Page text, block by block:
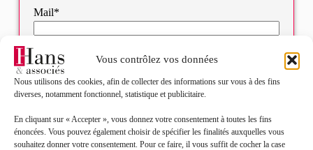
Vous contrôlez vos données
Nous utilisons des cookies, afin de collecter des informations sur vous à des fins
diverses, notamment fonctionnel, statistique et publicitaire.
En cliquant sur « Accepter », vous donnez votre consentement à toutes les fins
énoncées. Vous pouvez également choisir de spécifier les finalités auxquelles vous
souhaitez donner votre consentement. Pour ce faire, il vous suffit de cocher la case
Mail*
Objet de votre demande*
Sélectionnez votre bureau
Message*